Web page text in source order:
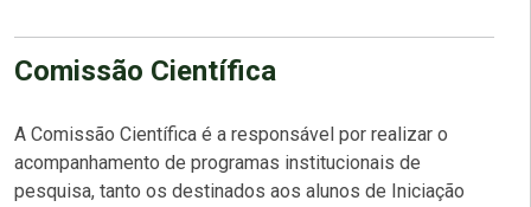
Comissão Científica
A Comissão Científica é a responsável por realizar o
acompanhamento de programas institucionais de
pesquisa, tanto os destinados aos alunos de Iniciação